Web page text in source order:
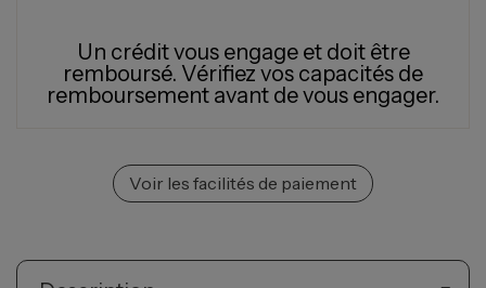
Un crédit vous engage et doit être
remboursé. Vérifiez vos capacités de
remboursement avant de vous engager.
Voir les facilités de paiement